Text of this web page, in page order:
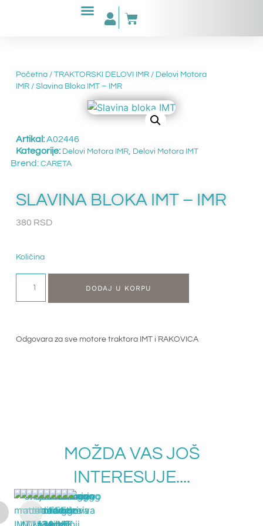
Početna/ TRAKTORSKI DELOVI IMR/ Delovi Motora
IMR/ Slavina Bloka IMT – IMR
Artikal:A02446
Kategorije: Delovi Motora IMR, Delovi Motora IMT
Brend: CARETA
SLAVINA BLOKA IMT – IMR
380 RSD
Količina
DODAJ U KORPU
Odgovara za sve motore traktora IMT i RAKOVICA
MOŽDA VAS JOŠ
INTERESUJE....